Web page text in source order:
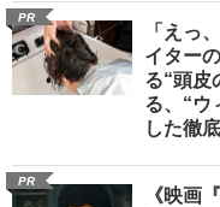
PR
「えっ
イター
る“頭皮
る、“ウ
した徹
PR
《映画